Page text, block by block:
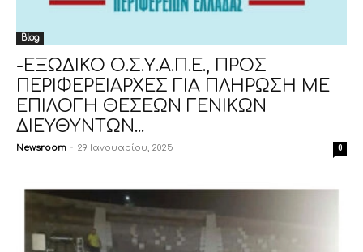
Blog
-ΕΞΩΔΙΚΟ Ο.Σ.Υ.Α.Π.Ε., ΠΡΟΣ
ΠΕΡΙΦΕΡΕΙΑΡΧΕΣ ΓΙΑ ΠΛΗΡΩΣΗ ΜΕ
ΕΠΙΛΟΓΗ ΘΕΣΕΩΝ ΓΕΝΙΚΩΝ
ΔΙΕΥΘΥΝΤΩΝ...
Newsroom - 29 Ιανουαρίου, 2025 0